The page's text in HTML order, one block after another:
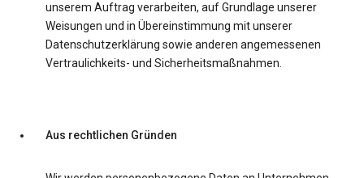
unserem Auftrag verarbeiten, auf Grundlage unserer
Weisungen und in Übereinstimmung mit unserer
Datenschutzerklärung sowie anderen angemessenen
Vertraulichkeits- und Sicherheitsmaßnahmen.
Aus rechtlichen Gründen